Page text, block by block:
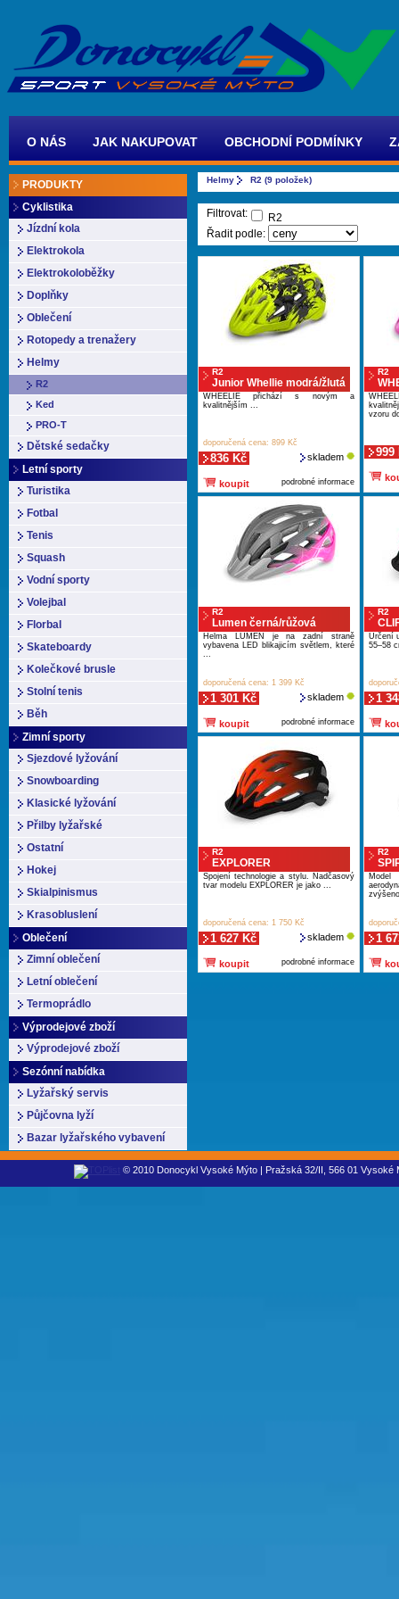
O NÁS JAK NAKUPOVAT OBCHODNÍ PODMÍNKY
PRODUKTY
Cyklistika
Jízdní kola
Elektrokola
Elektrokoloběžky
Doplňky
Oblečení
Rotopedy a trenažery
Helmy
R2
Ked
PRO-T
Dětské sedačky
Letní sporty
Turistika
Fotbal
Tenis
Squash
Vodní sporty
Volejbal
Florbal
Skateboardy
Kolečkové brusle
Stolní tenis
Běh
Zimní sporty
Sjezdové lyžování
Snowboarding
Klasické lyžování
Přilby lyžařské
Ostatní
Hokej
Skialpinismus
Krasobluslení
Oblečení
Zimní oblečení
Letní oblečení
Termoprádlo
Výprodejové zboží
Výprodejové zboží
Sezónní nabídka
Lyžařský servis
Půjčovna lyží
Bazar lyžařského vybavení
Helmy R2 (9 položek)
Filtrovat:
R2
Řadit podle:
R2
Junior Whellie modrá/žlutá
WHEELIE přichází s novým a
kvalitnějším ...
doporučená cena: 899 Kč
836 Kč skladem
koupit podrobné informace
R2
vzoru
999
R2
Lumen černá/růžová
Helma LUMEN je na zadní straně
vybavena LED blikajicím světlem, které
...
doporučená cena: 1 399 Kč
1 301 Kč skladem
koupit podrobné informace
R2
Určení
55–58
1
R2
EXPLORER
Spojení technologie a stylu. Nadčasový
tvar modelu EXPLORER je jako ...
doporučená cena: 1 750 Kč
1 627 Kč skladem
koupit podrobné informace
R2
1
© 2010 Donocykl Vysoké Mýto | Pražská 32/II, 566 01 Vysoké